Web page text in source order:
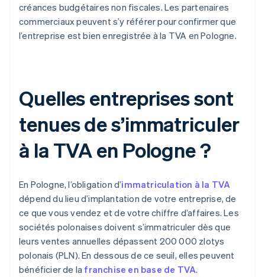
créances budgétaires non fiscales. Les partenaires
commerciaux peuvent s’y référer pour confirmer que
l’entreprise est bien enregistrée à la TVA en Pologne.
Quelles entreprises sont
tenues de s’immatriculer
à la TVA en Pologne ?
En Pologne, l’obligation d’immatriculation à la TVA
dépend du lieu d’implantation de votre entreprise, de
ce que vous vendez et de votre chiffre d’affaires. Les
sociétés polonaises doivent s’immatriculer dès que
leurs ventes annuelles dépassent 200 000 zlotys
polonais (PLN). En dessous de ce seuil, elles peuvent
bénéficier de la franchise en base de TVA.